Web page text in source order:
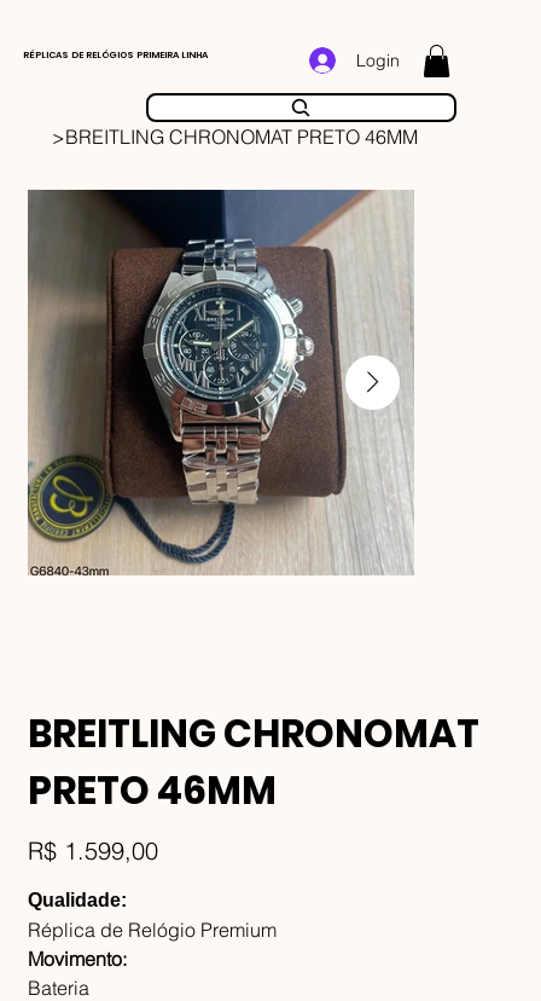
RÉPLICAS DE RELÓGIOS PRIMEIRA LINHA Login
>BREITLING CHRONOMAT PRETO 46MM
BREITLING CHRONOMAT
PRETO 46MM
Preço
R$ 1.599,00
Qualidade:
Réplica de Relógio Premium
Movimento:
Bateria